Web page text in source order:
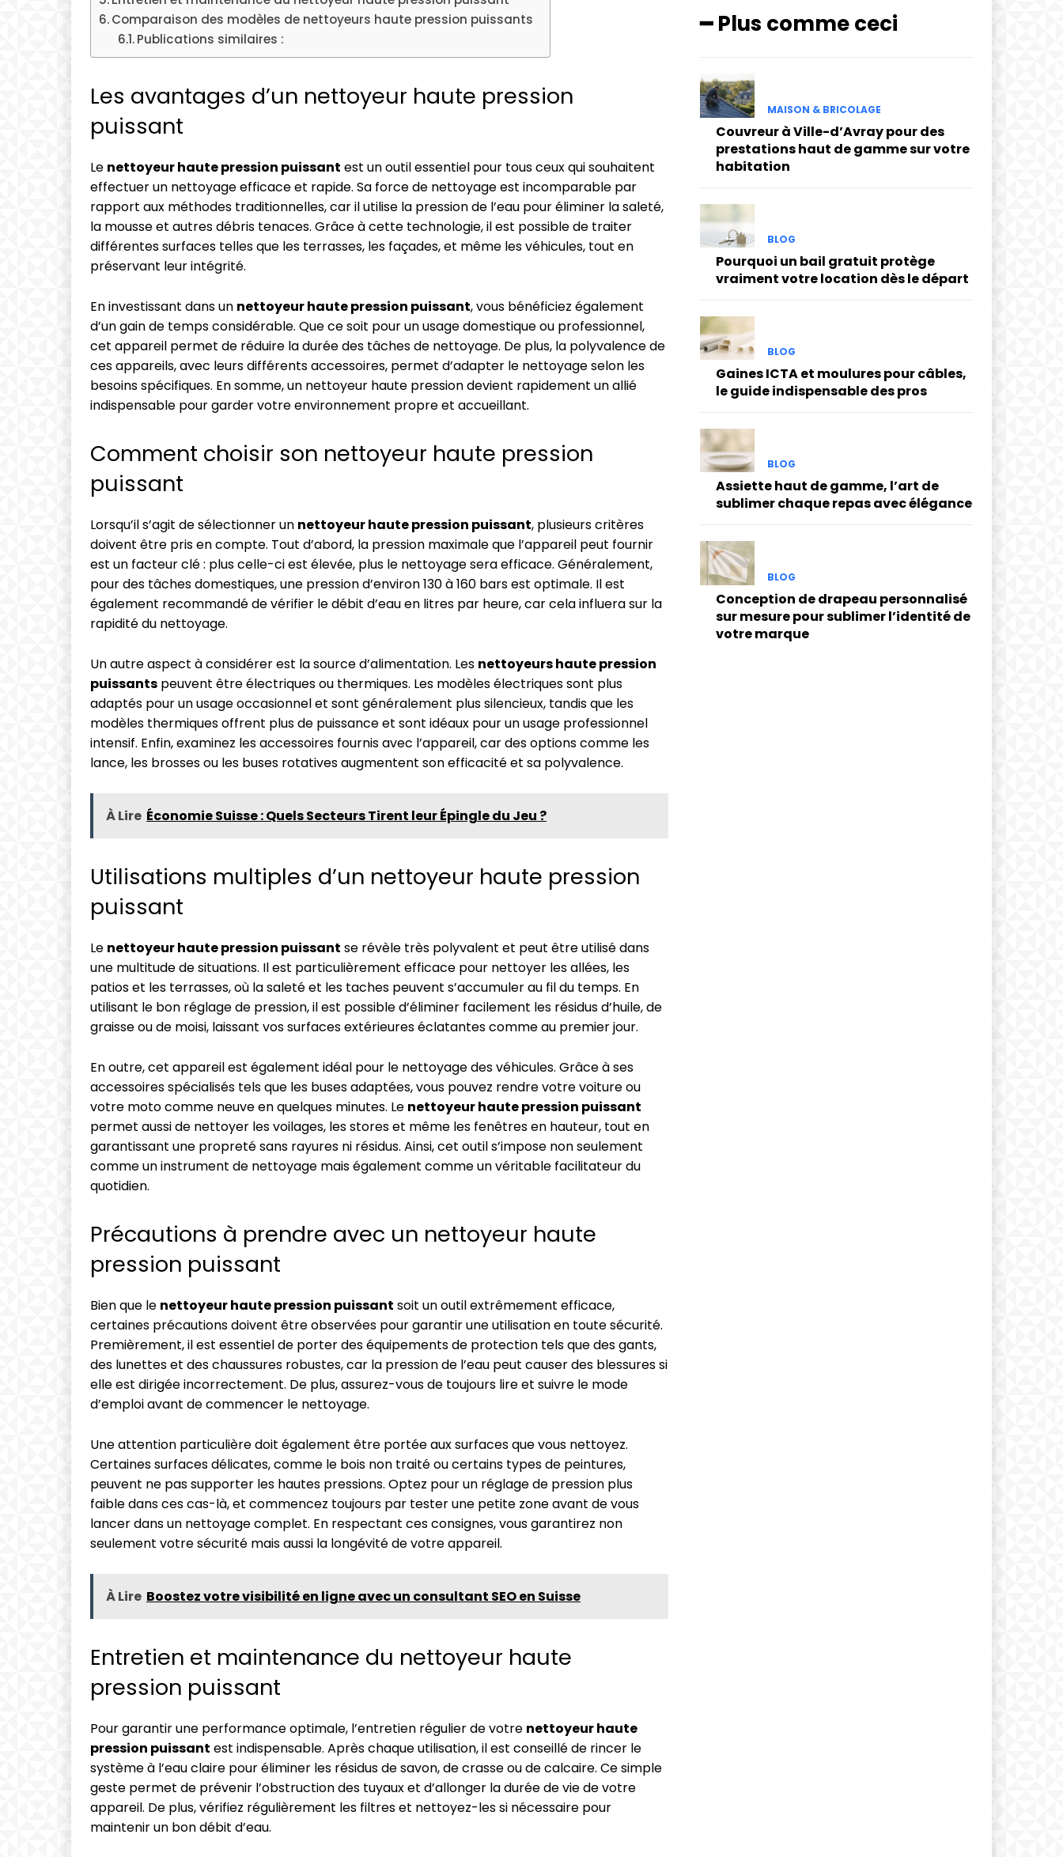
Comparaison des modèles de nettoyeurs haute pression puissants
Publications similaires :
Les avantages d’un nettoyeur haute pression
puissant
Le nettoyeur haute pression puissant est un outil essentiel pour tous ceux qui souhaitent
effectuer un nettoyage efficace et rapide. Sa force de nettoyage est incomparable par
rapport aux méthodes traditionnelles, car il utilise la pression de l’eau pour éliminer la saleté,
la mousse et autres débris tenaces. Grâce à cette technologie, il est possible de traiter
différentes surfaces telles que les terrasses, les façades, et même les véhicules, tout en
préservant leur intégrité.
En investissant dans un nettoyeur haute pression puissant, vous bénéficiez également
d’un gain de temps considérable. Que ce soit pour un usage domestique ou professionnel,
cet appareil permet de réduire la durée des tâches de nettoyage. De plus, la polyvalence de
ces appareils, avec leurs différents accessoires, permet d’adapter le nettoyage selon les
besoins spécifiques. En somme, un nettoyeur haute pression devient rapidement un allié
indispensable pour garder votre environnement propre et accueillant.
Comment choisir son nettoyeur haute pression
puissant
Lorsqu’il s’agit de sélectionner un nettoyeur haute pression puissant, plusieurs critères
doivent être pris en compte. Tout d’abord, la pression maximale que l’appareil peut fournir
est un facteur clé : plus celle-ci est élevée, plus le nettoyage sera efficace. Généralement,
pour des tâches domestiques, une pression d’environ 130 à 160 bars est optimale. Il est
également recommandé de vérifier le débit d’eau en litres par heure, car cela influera sur la
rapidité du nettoyage.
Un autre aspect à considérer est la source d’alimentation. Les nettoyeurs haute pression
puissants peuvent être électriques ou thermiques. Les modèles électriques sont plus
adaptés pour un usage occasionnel et sont généralement plus silencieux, tandis que les
modèles thermiques offrent plus de puissance et sont idéaux pour un usage professionnel
intensif. Enfin, examinez les accessoires fournis avec l’appareil, car des options comme les
lance, les brosses ou les buses rotatives augmentent son efficacité et sa polyvalence.
À Lire Économie Suisse : Quels Secteurs Tirent leur Épingle du Jeu ?
Utilisations multiples d’un nettoyeur haute pression
puissant
Le nettoyeur haute pression puissant se révèle très polyvalent et peut être utilisé dans
une multitude de situations. Il est particulièrement efficace pour nettoyer les allées, les
patios et les terrasses, où la saleté et les taches peuvent s’accumuler au fil du temps. En
utilisant le bon réglage de pression, il est possible d’éliminer facilement les résidus d’huile, de
graisse ou de moisi, laissant vos surfaces extérieures éclatantes comme au premier jour.
En outre, cet appareil est également idéal pour le nettoyage des véhicules. Grâce à ses
accessoires spécialisés tels que les buses adaptées, vous pouvez rendre votre voiture ou
votre moto comme neuve en quelques minutes. Le nettoyeur haute pression puissant
permet aussi de nettoyer les voilages, les stores et même les fenêtres en hauteur, tout en
garantissant une propreté sans rayures ni résidus. Ainsi, cet outil s’impose non seulement
comme un instrument de nettoyage mais également comme un véritable facilitateur du
quotidien.
Précautions à prendre avec un nettoyeur haute
pression puissant
Bien que le nettoyeur haute pression puissant soit un outil extrêmement efficace,
certaines précautions doivent être observées pour garantir une utilisation en toute sécurité.
Premièrement, il est essentiel de porter des équipements de protection tels que des gants,
des lunettes et des chaussures robustes, car la pression de l’eau peut causer des blessures si
elle est dirigée incorrectement. De plus, assurez-vous de toujours lire et suivre le mode
d’emploi avant de commencer le nettoyage.
Une attention particulière doit également être portée aux surfaces que vous nettoyez.
Certaines surfaces délicates, comme le bois non traité ou certains types de peintures,
peuvent ne pas supporter les hautes pressions. Optez pour un réglage de pression plus
faible dans ces cas-là, et commencez toujours par tester une petite zone avant de vous
lancer dans un nettoyage complet. En respectant ces consignes, vous garantirez non
seulement votre sécurité mais aussi la longévité de votre appareil.
À Lire Boostez votre visibilité en ligne avec un consultant SEO en Suisse
Entretien et maintenance du nettoyeur haute
pression puissant
Pour garantir une performance optimale, l’entretien régulier de votre nettoyeur haute
pression puissant est indispensable. Après chaque utilisation, il est conseillé de rincer le
système à l’eau claire pour éliminer les résidus de savon, de crasse ou de calcaire. Ce simple
geste permet de prévenir l’obstruction des tuyaux et d’allonger la durée de vie de votre
appareil. De plus, vérifiez régulièrement les filtres et nettoyez-les si nécessaire pour
maintenir un bon débit d’eau.
━ Plus comme ceci
MAISON & BRICOLAGE
Couvreur à Ville-d’Avray pour des
prestations haut de gamme sur votre
habitation
BLOG
Pourquoi un bail gratuit protège
vraiment votre location dès le départ
BLOG
Gaines ICTA et moulures pour câbles,
le guide indispensable des pros
BLOG
Assiette haut de gamme, l’art de
sublimer chaque repas avec élégance
BLOG
Conception de drapeau personnalisé
sur mesure pour sublimer l’identité de
votre marque